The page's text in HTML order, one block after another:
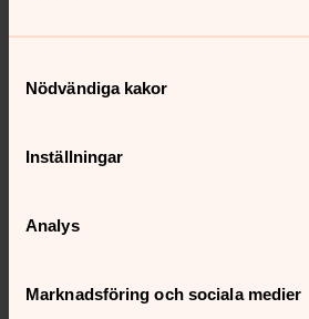
Nödvändiga kakor
Inställningar
Analys
Marknadsföring och sociala medier